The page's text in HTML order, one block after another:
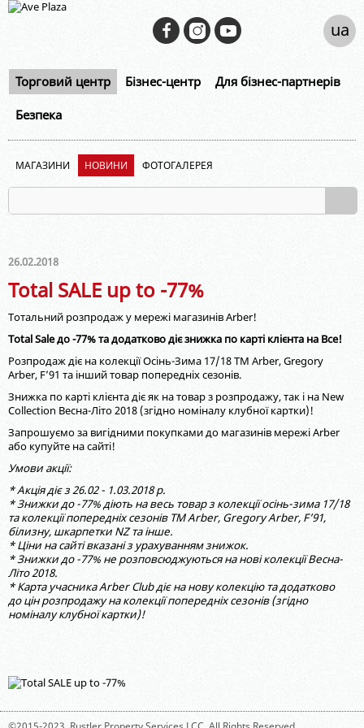
Торговий центр Бізнес-центр Для бізнес-партнерів
Безпека
ua
МАГАЗИНИ НОВИНИ ФОТОГАЛЕРЕЯ
26.02.2018
Total SALE up to -77%
Тотальний розпродаж у мережі магазинів Arber!
Total Sale до -77% та додатково діє знижка по карті клієнта на Все!
Розпродаж діє на колекції Осінь-Зима 17/18 ТМ Arber, Gregory
Arber, F’91 та інший товар попередніх сезонів.
Знижка по карті клієнта діє як на товар з розпродажу, так і на New
Collection Весна-Літо 2018 (згідно номіналу клубної картки)!
Запрошуємо за вигідними покупками до магазинів мережі Arber
або купуйте на сайті!
Умови акції:
* Акція діє з 26.02 - 1.03.2018 р.
* Знижки до -77% діють на весь товар з колекції осінь-зима 17/18
та колекції попередніх сезонів ТМ Arber, Gregory Arber, F’91,
білизну, шкарпетки NZ та інше.
* Ціни на сайті вказані з урахуванням знижок.
* Знижки до -77% не розповсюджуються на нові колекції Весна-
Літо 2018.
* Карта учасника Arber Club діє на нову колекцію та додатково
до цін розпродажу на колекції попередніх сезонів (згідно
номіналу клубної картки)!